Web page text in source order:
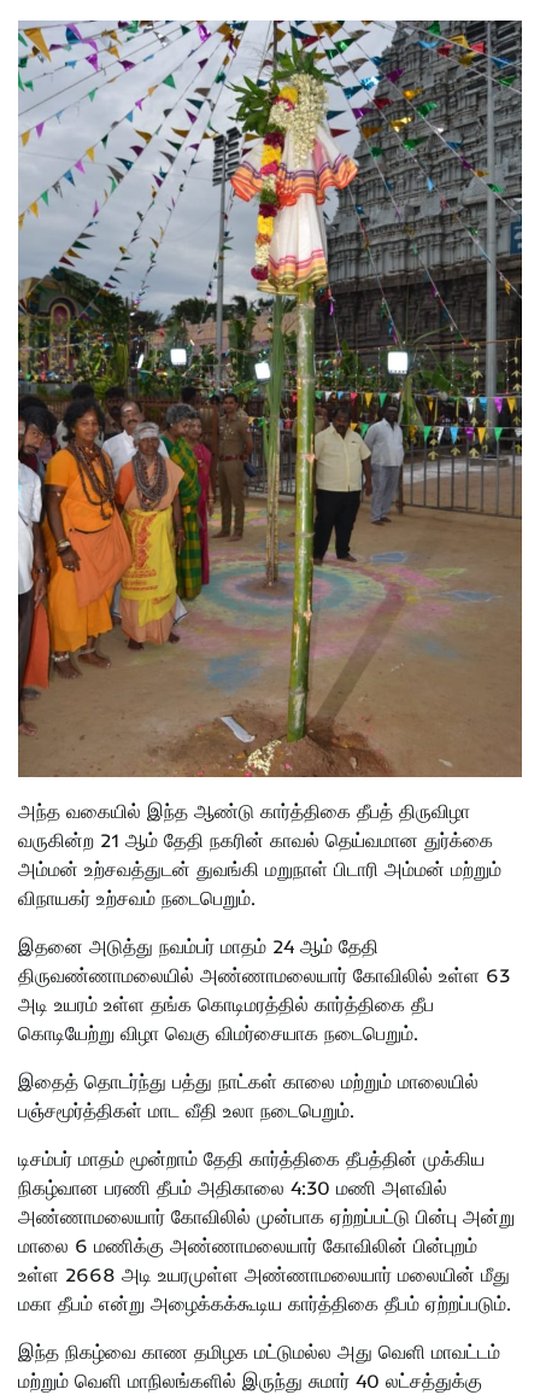
அந்த வகையில் இந்த ஆண்டு கார்த்திகை தீபத் திருவிழா
வருகின்ற 21 ஆம் தேதி நகரின் காவல் தெய்வமான துர்க்கை
அம்மன் உற்சவத்துடன் துவங்கி மறுநாள் பிடாரி அம்மன் மற்றும்
விநாயகர் உற்சவம் நடைபெறும்.
இதனை அடுத்து நவம்பர் மாதம் 24 ஆம் தேதி
திருவண்ணாமலையில் அண்ணாமலையார் கோவிலில் உள்ள 63
அடி உயரம் உள்ள தங்க கொடிமரத்தில் கார்த்திகை தீப
கொடியேற்று விழா வெகு விமர்சையாக நடைபெறும்.
இதைத் தொடர்ந்து பத்து நாட்கள் காலை மற்றும் மாலையில்
பஞ்சமூர்த்திகள் மாட வீதி உலா நடைபெறும்.
டிசம்பர் மாதம் மூன்றாம் தேதி கார்த்திகை தீபத்தின் முக்கிய
நிகழ்வான பரணி தீபம் அதிகாலை 4:30 மணி அளவில்
அண்ணாமலையார் கோவிலில் முன்பாக ஏற்றப்பட்டு பின்பு அன்று
மாலை 6 மணிக்கு அண்ணாமலையார் கோவிலின் பின்புறம்
உள்ள 2668 அடி உயரமுள்ள அண்ணாமலையார் மலையின் மீது
மகா தீபம் என்று அழைக்கக்கூடிய கார்த்திகை தீபம் ஏற்றப்படும்.
இந்த நிகழ்வை காண தமிழக மட்டுமல்ல அது வெளி மாவட்டம்
மற்றும் வெளி மாநிலங்களில் இருந்து சுமார் 40 லட்சத்துக்கு